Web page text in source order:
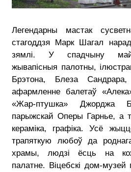
Легендарны мастак
стагоддзя Марк Шагал
зямлі. У спадчыну
жывапісныя палотны,
Брэтона, Блеза Сандрара,
афармленне балетаў
«Жар-птушка» Джорджа
парыжскай Оперы Гарнье, а
кераміка, графіка. Усё
трапяткую любоў да
храмы, людзі ёсць на
палатне. Віцебскі дом-музей